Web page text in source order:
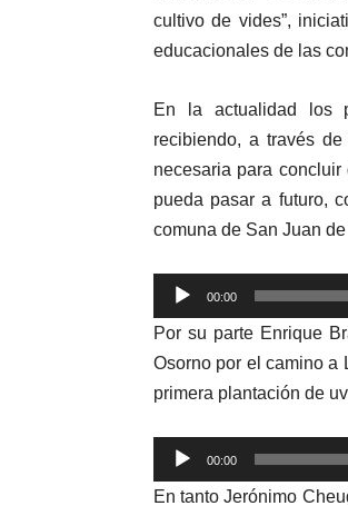
cultivo de vides”,
educacionales de las
En la actualidad los
recibiendo, a través
necesaria para
pueda pasar a futuro,
comuna de San Juan
Reproductor
de
audio
00:00
Por su parte Enrique
Osorno por el camino a
primera plantación de
Reproductor
de
00:00
En tanto Jerónimo